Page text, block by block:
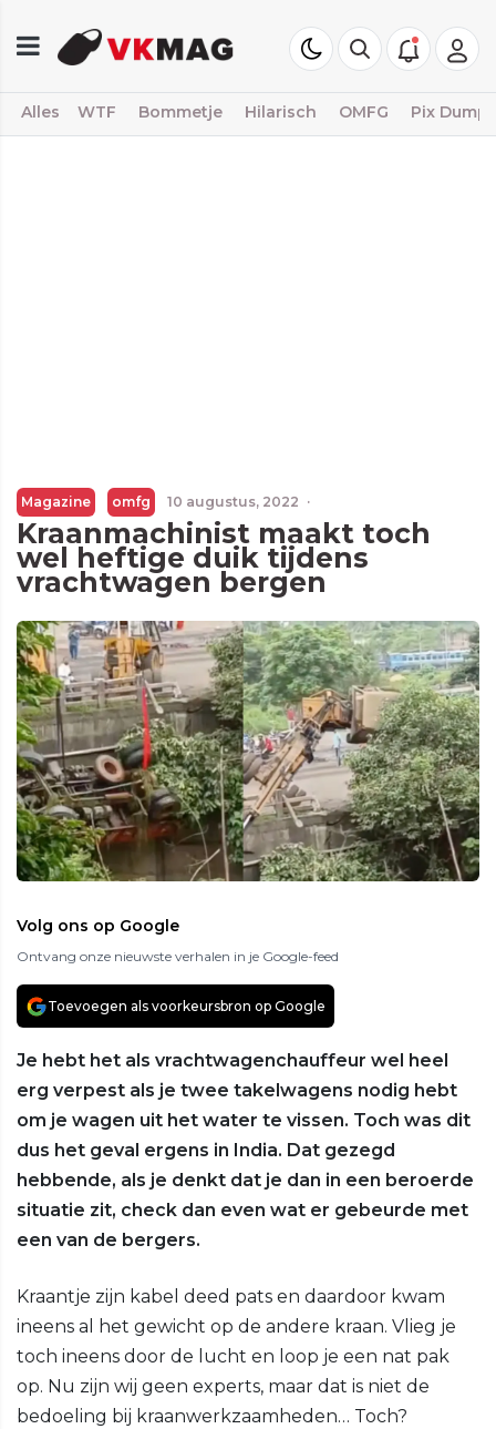
Alles WTF Bommetje Hilarisch OMFG Pix Dump
Magazine omfg 10 augustus, 2022 ·
Kraanmachinist maakt toch
wel heftige duik tijdens
vrachtwagen bergen
Volg ons op Google
Ontvang onze nieuwste verhalen in je Google-feed
Toevoegen als voorkeursbron op Google
Je hebt het als vrachtwagenchauffeur wel heel
erg verpest als je twee takelwagens nodig hebt
om je wagen uit het water te vissen. Toch was dit
dus het geval ergens in India. Dat gezegd
hebbende, als je denkt dat je dan in een beroerde
situatie zit, check dan even wat er gebeurde met
een van de bergers.
Kraantje zijn kabel deed pats en daardoor kwam
ineens al het gewicht op de andere kraan. Vlieg je
toch ineens door de lucht en loop je een nat pak
op. Nu zijn wij geen experts, maar dat is niet de
bedoeling bij kraanwerkzaamheden… Toch?